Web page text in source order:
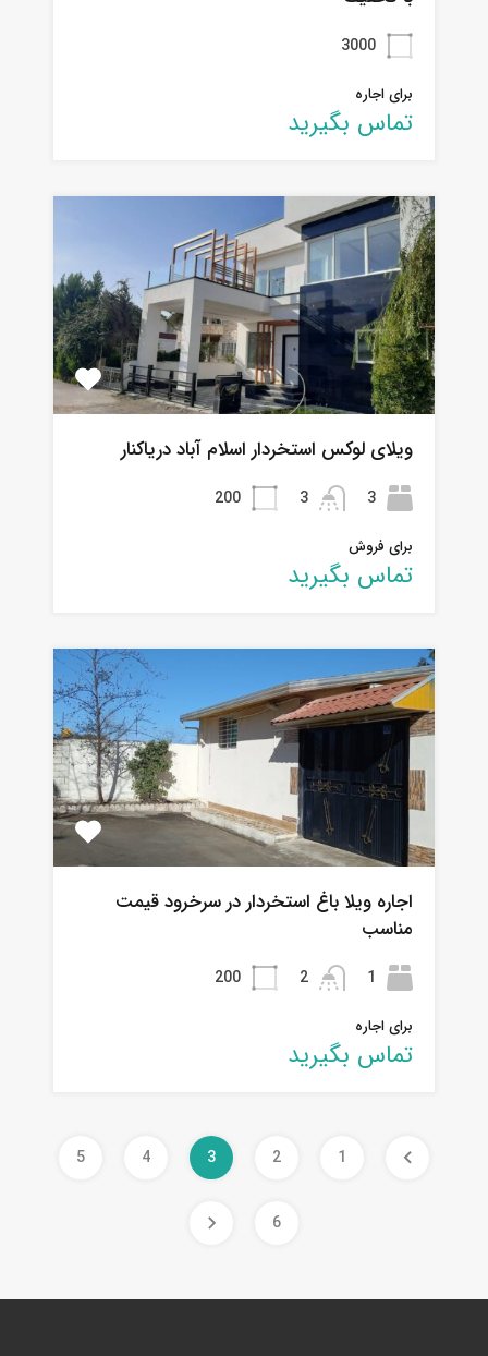
3000
برای اجاره
تماس بگیرید
ویلای لوکس استخردار اسلام آباد دریاکنار
3
3
200
برای فروش
تماس بگیرید
اجاره ویلا باغ استخردار در سرخرود قیمت
مناسب
1
2
200
برای اجاره
تماس بگیرید
1
2
3
4
5
6